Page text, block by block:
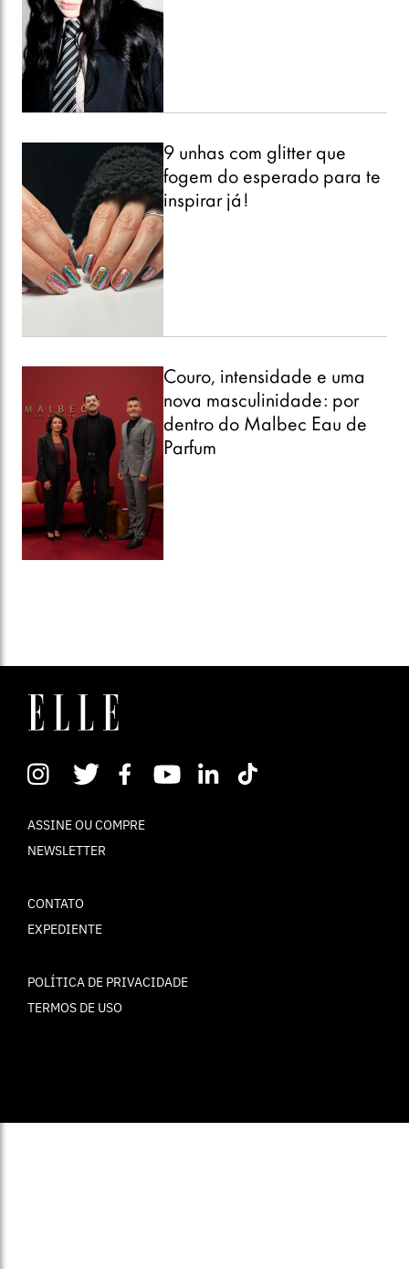
9 unhas com glitter que
fogem do esperado para te
inspirar já!
Couro, intensidade e uma
nova masculinidade: por
dentro do Malbec Eau de
Parfum
ASSINE OU COMPRE
NEWSLETTER
CONTATO
EXPEDIENTE
POLÍTICA DE PRIVACIDADE
TERMOS DE USO